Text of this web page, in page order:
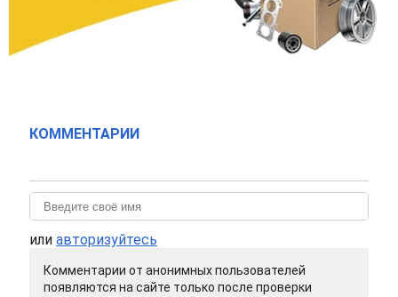
КОММЕНТАРИИ
или авторизуйтесь
Комментарии от анонимных пользователей
появляются на сайте только после проверки